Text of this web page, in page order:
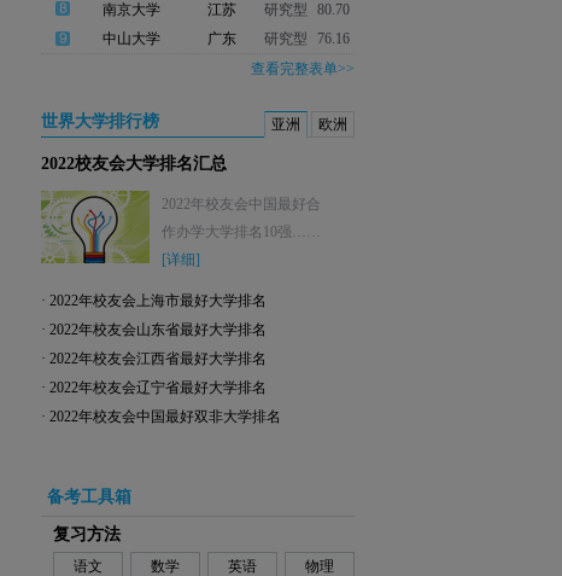
南京大学
江苏 研究型
80.70
中山大学
广东 研究型
76.16
查看完整表单>>
世界大学排行榜 亚洲 欧洲
2022校友会大学排名汇总
2022年校友会中国最好合
作办学大学排名10强……
[详细]
· 2022年校友会上海市最好大学排名
· 2022年校友会山东省最好大学排名
· 2022年校友会江西省最好大学排名
· 2022年校友会辽宁省最好大学排名
· 2022年校友会中国最好双非大学排名
备考工具箱
复习方法
语文 数学 英语 物理